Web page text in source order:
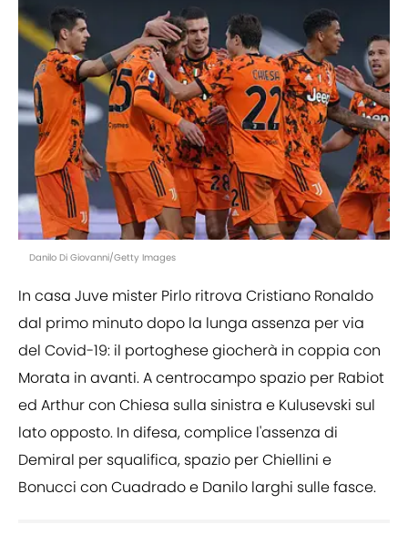
Danilo Di Giovanni/Getty Images
In casa Juve mister Pirlo ritrova Cristiano Ronaldo
dal primo minuto dopo la lunga assenza per via
del Covid-19: il portoghese giocherà in coppia con
Morata in avanti. A centrocampo spazio per Rabiot
ed Arthur con Chiesa sulla sinistra e Kulusevski sul
lato opposto. In difesa, complice l'assenza di
Demiral per squalifica, spazio per Chiellini e
Bonucci con Cuadrado e Danilo larghi sulle fasce.